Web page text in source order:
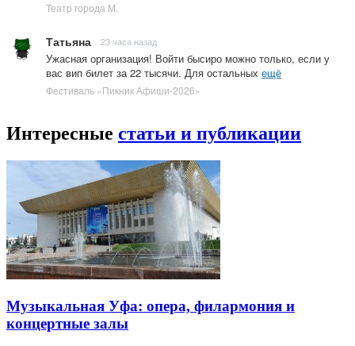
Театр города М.
Татьяна 23 часа назад
Ужасная организация! Войти бысиро можно только, если у
вас вип билет за 22 тысячи. Для остальных ещё
Фестиваль «Пикник Афиши-2026»
Интересные статьи и публикации
Музыкальная Уфа: опера, филармония и
концертные залы